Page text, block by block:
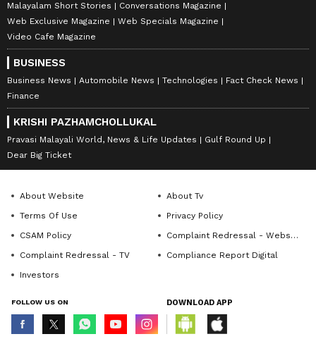
Malayalam Short Stories
Conversations Magazine
Web Exclusive Magazine
Web Specials Magazine
Video Cafe Magazine
BUSINESS
Business News Automobile News Technologies
Fact Check News
Finance
KRISHI PAZHAMCHOLLUKAL
Pravasi Malayali World, News & Life Updates
Gulf Round Up
Dear Big Ticket
About Website
About Tv
Terms Of Use
Privacy Policy
CSAM Policy
Complaint Redressal - Website
Complaint Redressal - TV
Compliance Report Digital
Investors
FOLLOW US ON DOWNLOAD APP